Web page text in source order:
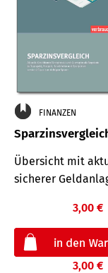
FINANZEN
Übersicht mit
sicherer
3,00 €
3,00 €